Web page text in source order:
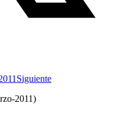
Siguiente
2011)